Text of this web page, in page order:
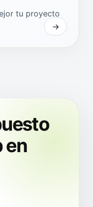
tu proyecto
en